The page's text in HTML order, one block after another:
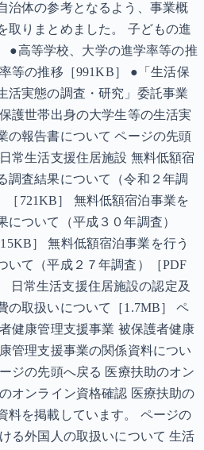
治体の参考となるよう、事業概
取りまとめました。 子どもの進
●高等学校、大学の進学率等の推
等の推移［991KB］ ●「生活保
活実態の調査・研究」委託事業
護世帯出身の大学生等の生活実
の報告書について ページの先頭
常生活支援住居施設 無料低額宿
調査結果について（令和２年調
［721KB］ 無料低額宿泊事業を
ついて（平成３０年調査）
］ 無料低額宿泊事業を行う
いて（平成２７年調査）［PDF
日常生活支援住居施設の認定及
の取扱いについて［1.7MB］ ペ
健康管理支援事業 被保護者健康
管理支援事業の関係資料につい
ジの先頭へ戻る 医療扶助のオン
オンライン資格確認 医療扶助の
料を掲載しています。 ページの
る外国人の取扱いについて 生活